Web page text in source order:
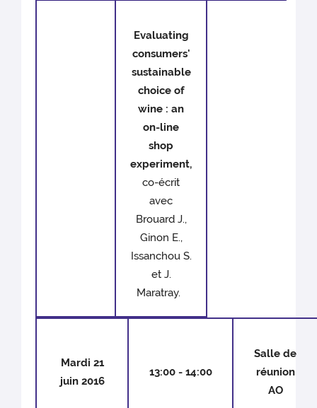
Evaluating
consumers'
sustainable
choice of
wine : an
on-line
shop
experiment,
co-écrit
avec
Brouard J.,
Ginon E.,
Issanchou S.
et J.
Maratray.
Mardi 21
juin 2016
13:00 - 14:00
Salle de
réunion
AO